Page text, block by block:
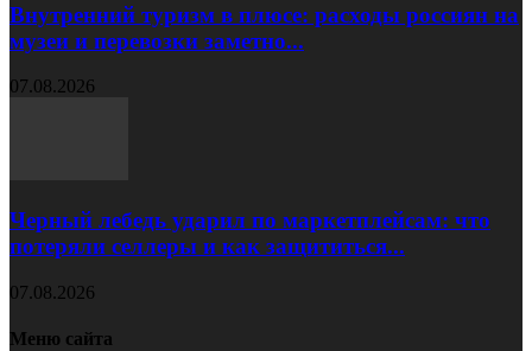
Внутренний туризм в плюсе: расходы россиян на
музеи и перевозки заметно...
07.08.2026
Черный лебедь ударил по маркетплейсам: что
потеряли селлеры и как защититься...
07.08.2026
Меню сайта